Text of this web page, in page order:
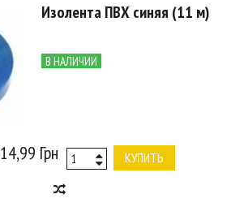
Изолента ПВХ синяя (11 м)
В НАЛИЧИИ
14,99 Грн КУПИТЬ